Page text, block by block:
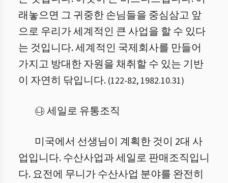
래놓으면 그 귀중한 손님들을 중심삼고 앞
으로 우리가 세계적인 큰 사업을 할 수 있다
는 것입니다. 세계적인 국제회사를 만들어
가지고 방대한 자원을 채취할 수 있는 기반
이 자연히 닦입니다. (122-82, 1982.10.31)
㉯ 세일로 유통조직
미국에서 선생님이 계획한 것이 2대 사
업입니다. 수산사업과 세일로 판매조직입니
다. 요전에 무니가 수산사업 분야를 완전히